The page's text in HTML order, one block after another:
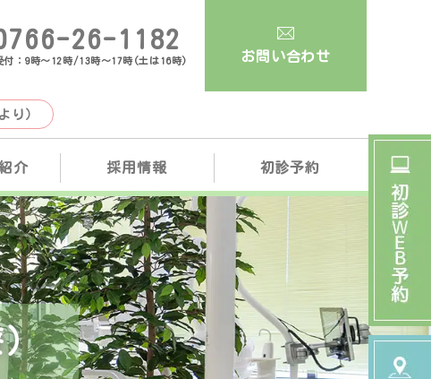
お問い合わせ
26-1182
付：9時～12時/13時～17時(土は16時)
り）
介 採用情報 初診予約
）